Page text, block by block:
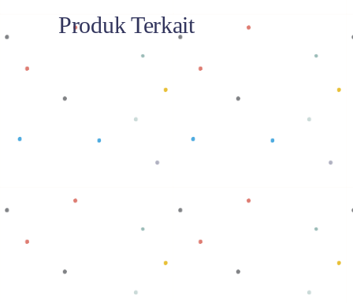
Produk Terkait